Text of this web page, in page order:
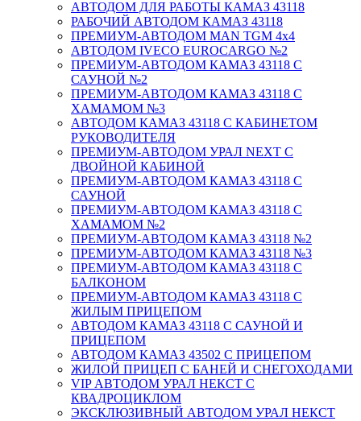
АВТОДОМ ДЛЯ РАБОТЫ КАМАЗ 43118
РАБОЧИЙ АВТОДОМ КАМАЗ 43118
ПРЕМИУМ-АВТОДОМ MAN TGM 4x4
АВТОДОМ IVECO EUROCARGO №2
ПРЕМИУМ-АВТОДОМ КАМАЗ 43118 С
САУНОЙ №2
ПРЕМИУМ-АВТОДОМ КАМАЗ 43118 С
ХАМАМОМ №3
АВТОДОМ КАМАЗ 43118 С КАБИНЕТОМ
РУКОВОДИТЕЛЯ
ПРЕМИУМ-АВТОДОМ УРАЛ NEXT С
ДВОЙНОЙ КАБИНОЙ
ПРЕМИУМ-АВТОДОМ КАМАЗ 43118 С
САУНОЙ
ПРЕМИУМ-АВТОДОМ КАМАЗ 43118 С
ХАМАМОМ №2
ПРЕМИУМ-АВТОДОМ КАМАЗ 43118 №2
ПРЕМИУМ-АВТОДОМ КАМАЗ 43118 №3
ПРЕМИУМ-АВТОДОМ КАМАЗ 43118 С
БАЛКОНОМ
ПРЕМИУМ-АВТОДОМ КАМАЗ 43118 С
ЖИЛЫМ ПРИЦЕПОМ
АВТОДОМ КАМАЗ 43118 С САУНОЙ И
ПРИЦЕПОМ
АВТОДОМ КАМАЗ 43502 С ПРИЦЕПОМ
ЖИЛОЙ ПРИЦЕП С БАНЕЙ И СНЕГОХОДАМИ
VIP АВТОДОМ УРАЛ НЕКСТ С
КВАДРОЦИКЛОМ
ЭКСКЛЮЗИВНЫЙ АВТОДОМ УРАЛ НЕКСТ